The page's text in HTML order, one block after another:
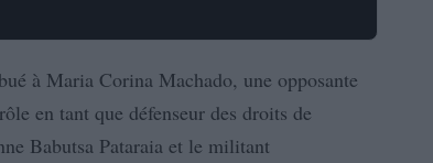
à Maria Corina Machado, une opposante
en tant que défenseur des droits de
Babutsa Pataraia et le militant